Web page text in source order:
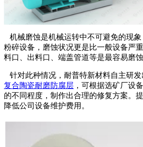
机械磨蚀是机械运转中不可避免的现
粉碎设备，磨蚀状况更是比一般设备严
料口、出料口、端盖管道等是最容易磨蚀
针对此种情况，耐普特新材料自主研发
复合陶瓷耐磨防腐层 ，可根据选矿厂设
的不同程度，制作出合理的修复方案。
降低公司设备维护费用。